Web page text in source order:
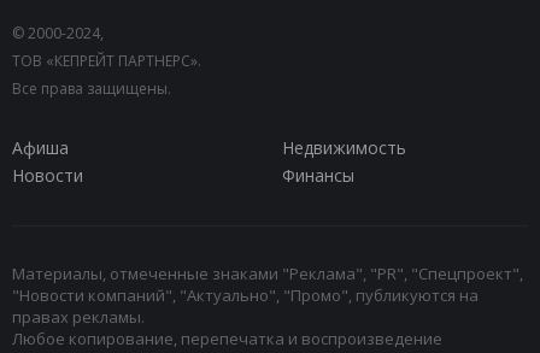
© 2000-2024,
ТОВ «КЕПРЕЙТ ПАРТНЕРС».
Все права защищены.
Афиша
Недвижимость
Новости
Финансы
Материалы, отмеченные знаками "Реклама", "PR", "Спецпроект",
"Новости компаний", "Актуально", "Промо", публикуются на
правах рекламы.
Любое копирование, перепечатка и воспроизведение